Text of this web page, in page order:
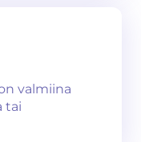
valmiina
tai